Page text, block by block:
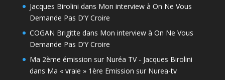
Jacques Birolini dans Mon interview à On Ne Vous
Demande Pas D’Y Croire
COGAN Brigitte dans Mon interview à On Ne Vous
Demande Pas D’Y Croire
Ma 2ème émission sur Nuréa TV - Jacques Birolini
dans Ma « vraie » 1ère Emission sur Nurea-tv